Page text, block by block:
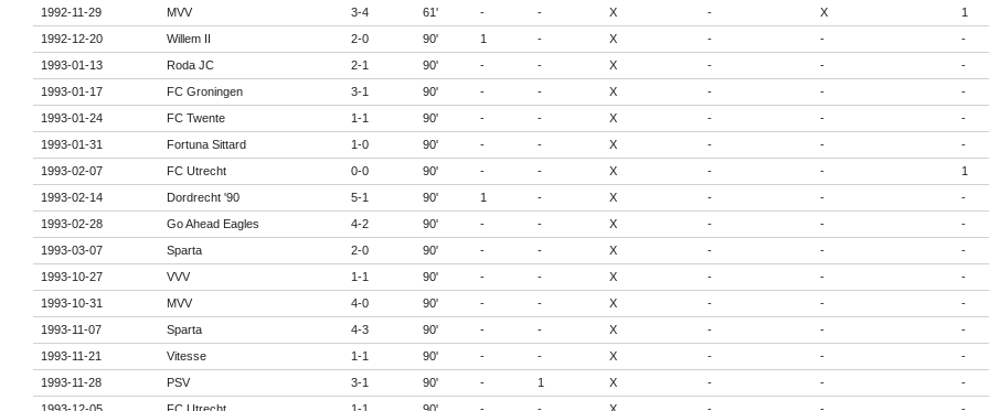
1992-11-29
MVV 3-4 61' - - X - X
1
1992-12-20
Willem II 2-0 90' 1 - X - -
-
1993-01-13
Roda JC 2-1 90' - - X - -
-
1993-01-17
FC Groningen 3-1 90' - - X - -
-
1993-01-24
FC Twente 1-1 90' - - X - -
-
1993-01-31
Fortuna Sittard 1-0 90' - - X - -
-
1993-02-07
FC Utrecht 0-0 90' - - X - -
1
1993-02-14
Dordrecht '90 5-1 90' 1 - X - -
-
1993-02-28
Go Ahead Eagles 4-2 90' - - X - -
-
1993-03-07
Sparta 2-0 90' - - X - -
-
1993-10-27
VVV 1-1 90' - - X - -
-
1993-10-31
MVV 4-0 90' - - X - -
-
1993-11-07
Sparta 4-3 90' - - X - -
-
1993-11-21
Vitesse 1-1 90' - - X - -
-
1993-11-28
PSV 3-1 90' - 1 X - -
-